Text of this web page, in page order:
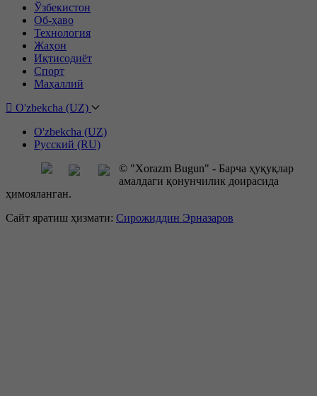
Ўзбекистон
Об-ҳаво
Технология
Жаҳон
Иқтисодиёт
Спорт
Маҳаллий
O'zbekcha (UZ)
O'zbekcha (UZ)
Русский (RU)
© "Xorazm Bugun" - Барча ҳуқуқлар
амалдаги қонунчилик доирасида
ҳимояланган.
Сайт яратиш ҳизмати: Сирожиддин Эрназаров